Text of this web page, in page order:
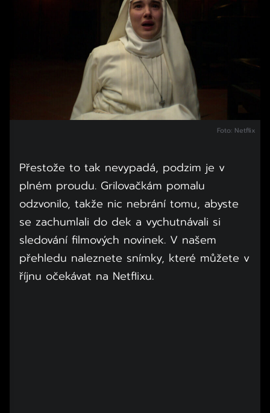
Foto: Netflix
Přestože to tak nevypadá, podzim je v
plném proudu. Grilovačkám pomalu
odzvonilo, takže nic nebrání tomu, abyste
se zachumlali do dek a vychutnávali si
sledování filmových novinek. V našem
přehledu naleznete snímky, které můžete v
říjnu očekávat na Netflixu.